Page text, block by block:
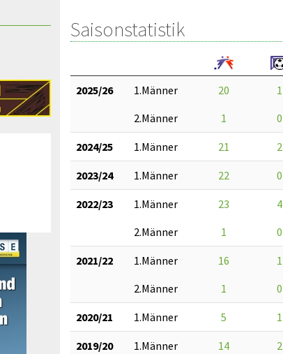
Saisonstatistik
2025/26 1.Männer 20 1
2.Männer
1 0
2024/25 1.Männer 21 2
2023/24 1.Männer 22 0
2022/23 1.Männer 23 4
2.Männer
1 0
2021/22 1.Männer 16 1
2.Männer
1 0
2020/21 1.Männer 5 1
2019/20 1.Männer 14 2